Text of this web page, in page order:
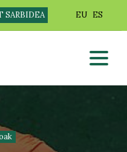
SARBIDEA EU ES